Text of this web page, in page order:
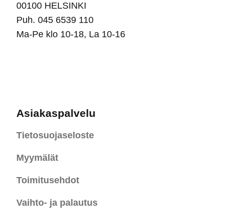
00100 HELSINKI
Puh. 045 6539 110
Ma-Pe klo 10-18, La 10-16
Asiakaspalvelu
Tietosuojaseloste
Myymälät
Toimitusehdot
Vaihto- ja palautus